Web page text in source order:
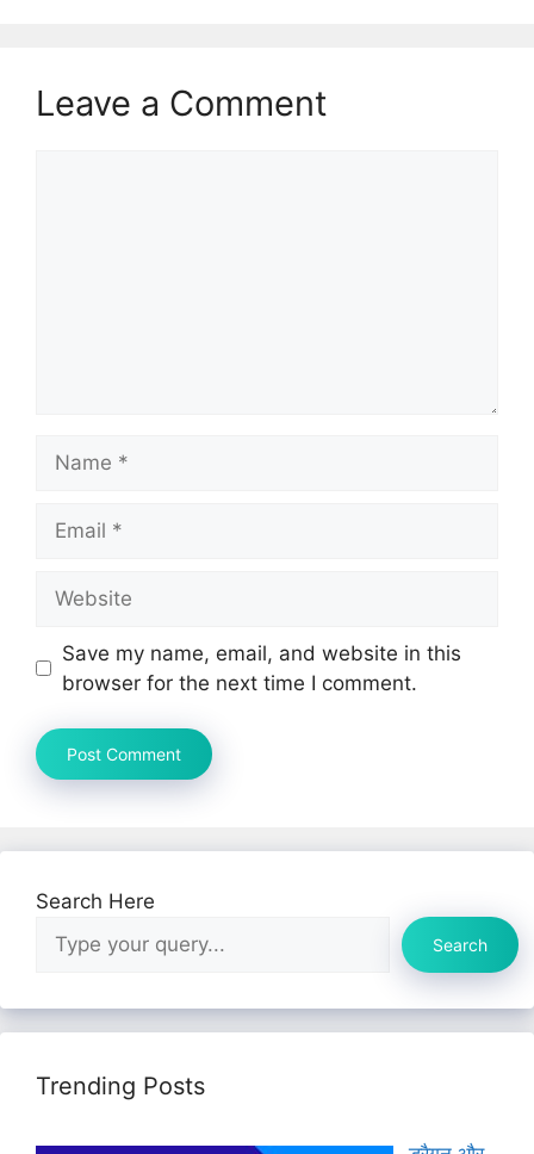
Leave a Comment
Save my name, email, and website in this
browser for the next time I comment.
Search Here
Search
Trending Posts